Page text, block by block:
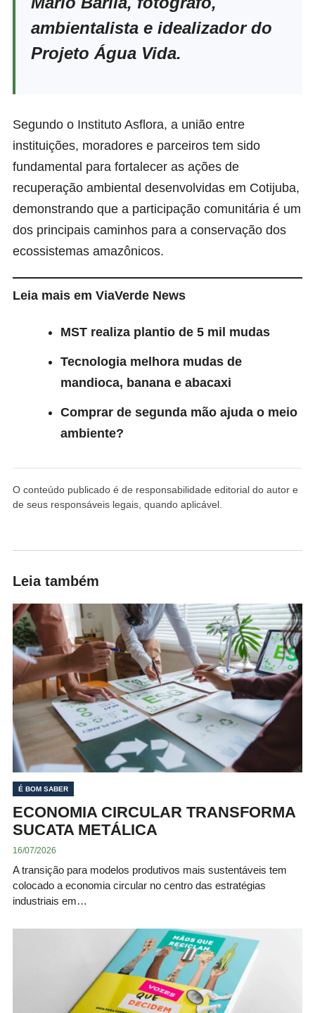
ambientalista e idealizador do
Projeto Água Vida.
Segundo o Instituto Asflora, a união entre
instituições, moradores e parceiros tem sido
fundamental para fortalecer as ações de
recuperação ambiental desenvolvidas em Cotijuba,
demonstrando que a participação comunitária é um
dos principais caminhos para a conservação dos
ecossistemas amazônicos.
Leia mais em ViaVerde News
MST realiza plantio de 5 mil mudas
Tecnologia melhora mudas de
mandioca, banana e abacaxi
Comprar de segunda mão ajuda o meio
ambiente?
O conteúdo publicado é de responsabilidade editorial do autor e
de seus responsáveis legais, quando aplicável.
Leia também
É BOM SABER
ECONOMIA CIRCULAR TRANSFORMA
SUCATA METÁLICA
16/07/2026
A transição para modelos produtivos mais sustentáveis tem
colocado a economia circular no centro das estratégias
industriais em…